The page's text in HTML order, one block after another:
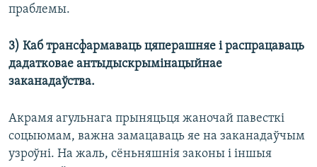
праблемы.
3) Каб трансфармаваць цяперашняе і распрацаваць
дадатковае антыдыскрымінацыйнае
заканадаўства.
Акрамя агульнага прыняцьця жаночай павесткі
соцыюмам, важна замацаваць яе на заканадаўчым
узроўні. На жаль, сёньняшнія законы і іншыя